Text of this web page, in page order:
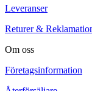
Leveranser
Returer &
Om oss
Företagsinformation